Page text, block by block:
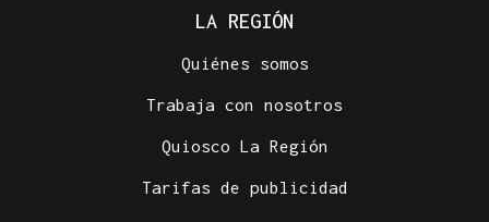
LA REGIÓN
Quiénes somos
Trabaja con nosotros
Quiosco La Región
Tarifas de publicidad